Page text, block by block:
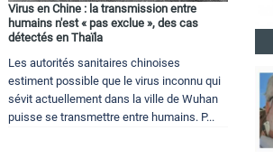
Virus en Chine : la transmission entre
humains n'est « pas exclue », des cas
détectés en Thaïla
Les autorités sanitaires chinoises
estiment possible que le virus inconnu qui
sévit actuellement dans la ville de Wuhan
puisse se transmettre entre humains. P...